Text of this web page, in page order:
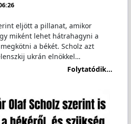
eljött a pillanat, amikor
miként lehet hátrahagyni a
a békét. Scholz azt
ukrán elnökkel…
Folytatódik...